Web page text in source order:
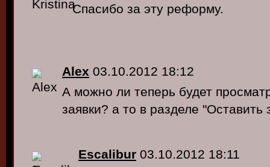
Спасибо за эту реформу.
Alex 03.10.2012 18:12
А можно ли теперь будет
заявки? а то в разделе "Оставить
Escalibur 03.10.2012 18:11